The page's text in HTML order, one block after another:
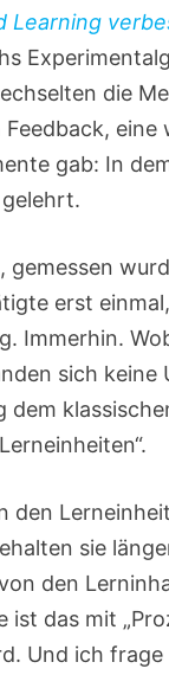
Learning
die
gab: In
gemessen
erst
Immerhin.
sich keine
dem
den
sie
den
das mit
Und ich